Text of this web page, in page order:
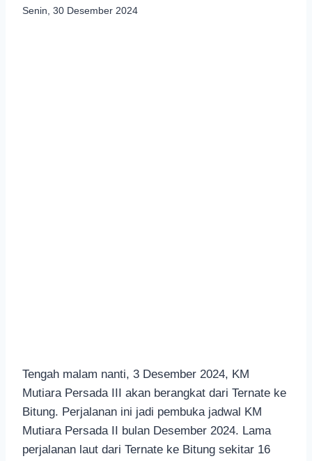
Senin, 30 Desember 2024
Tengah malam nanti, 3 Desember 2024, KM
Mutiara Persada III akan berangkat dari Ternate ke
Bitung. Perjalanan ini jadi pembuka jadwal KM
Mutiara Persada II bulan Desember 2024. Lama
perjalanan laut dari Ternate ke Bitung sekitar 16